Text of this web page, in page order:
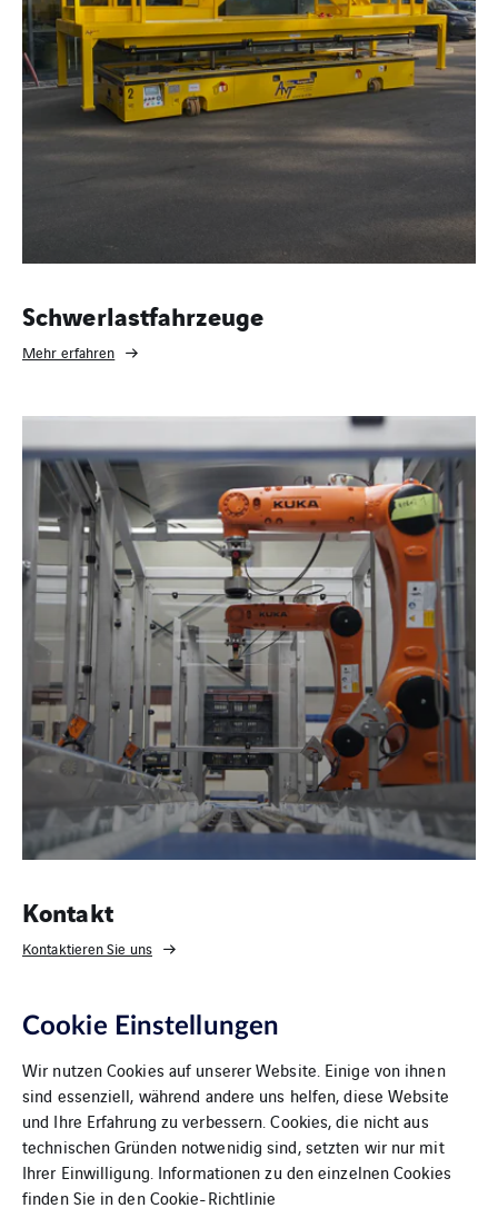
Schwerlastfahrzeuge
Mehr erfahren
Kontakt
Kontaktieren Sie uns
Cookie Einstellungen
Wir nutzen Cookies auf unserer Website. Einige von ihnen
sind essenziell, während andere uns helfen, diese Website
und Ihre Erfahrung zu verbessern. Cookies, die nicht aus
technischen Gründen notwenidig sind, setzten wir nur mit
Ihrer Einwilligung. Informationen zu den einzelnen Cookies
finden Sie in denCookie-Richtlinie